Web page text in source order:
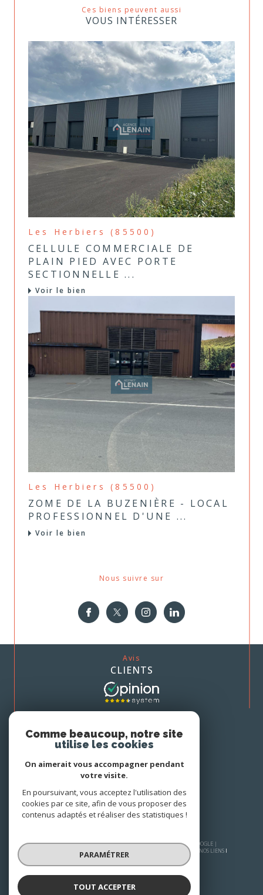
Ces biens peuvent aussi
VOUS INTÉRESSER
Les Herbiers (85500)
CELLULE COMMERCIALE DE
PLAIN PIED AVEC PORTE
SECTIONNELLE ...
Voir le bien
Les Herbiers (85500)
ZOME DE LA BUZENIÈRE - LOCAL
PROFESSIONNEL D'UNE ...
Voir le bien
Nous suivre sur
Avis
CLIENTS
ADHÉRONS
© 2026 | TOUS DROITS RÉSERVÉS | TRADUCTION POWERED BY GOOGLE |
MENTIONS LÉGALES ADMIN
NOS LIENS
POLITIQUE RGPD
Comme beaucoup, notre site
utilise les cookies
On aimerait vous accompagner pendant
votre visite.
En poursuivant, vous acceptez l'utilisation des
cookies par ce site, afin de vous proposer des
contenus adaptés et réaliser des statistiques !
PARAMÉTRER
TOUT ACCEPTER